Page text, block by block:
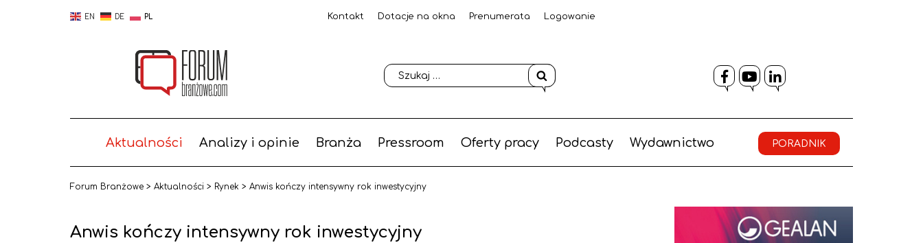
EN DE PL Kontakt Dotacje na okna Prenumerata Logowanie
Facebook
YouTube
LinkedIn
Aktualności Analizy i opinie Branża Pressroom Oferty pracy Podcasty Wydawnictwo PORADNIK
Forum Branżowe > Aktualności > Rynek > Anwis kończy intensywny rok inwestycyjny
Anwis kończy intensywny rok inwestycyjny